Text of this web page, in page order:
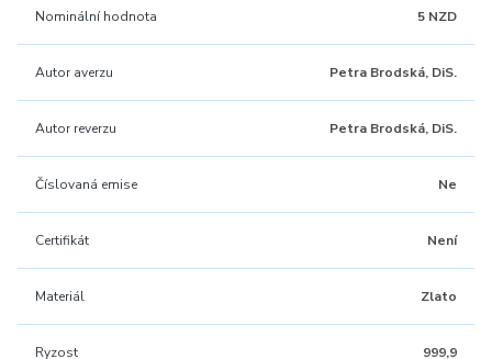
Nominální hodnota 5 NZD
Autor averzu Petra Brodská, DiS.
Autor reverzu Petra Brodská, DiS.
Číslovaná emise Ne
Certifikát Není
Materiál Zlato
Ryzost 999,9